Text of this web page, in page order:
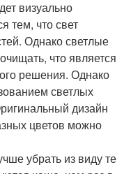
визуально
тем, что свет
Однако светлые
что является
решения. Однако
светлых
дизайн
цветов можно
убрать из виду те